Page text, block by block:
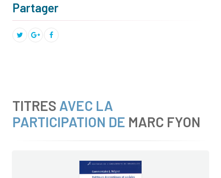
Partager
TITRES AVEC LA
PARTICIPATION DE MARC FYON